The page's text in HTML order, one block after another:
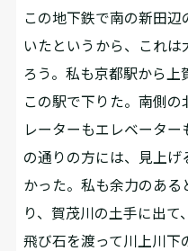
この地下鉄で南の新田辺
いたというから、これ
ろう。私も京都駅から上
この駅で下りた。南側
レーターもエレベータ
の通りの方には、見上
かった。私も余力のあ
り、賀茂川の土手に出
飛び石を渡って川上川下